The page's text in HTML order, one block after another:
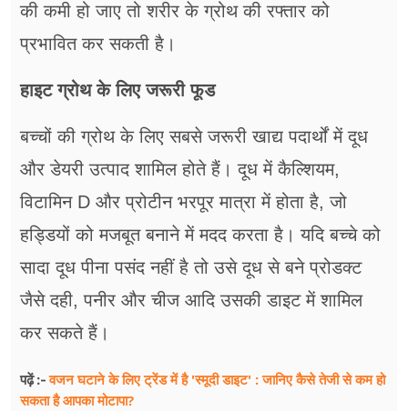
की कमी हो जाए तो शरीर के ग्रोथ की रफ्तार को
प्रभावित कर सकती है।
हाइट ग्रोथ के लिए जरूरी फूड
बच्चों की ग्रोथ के लिए सबसे जरूरी खाद्य पदार्थों में दूध
और डेयरी उत्पाद शामिल होते हैं। दूध में कैल्शियम,
विटामिन D और प्रोटीन भरपूर मात्रा में होता है, जो
हड्डियों को मजबूत बनाने में मदद करता है। यदि बच्चे को
सादा दूध पीना पसंद नहीं है तो उसे दूध से बने प्रोडक्ट
जैसे दही, पनीर और चीज आदि उसकी डाइट में शामिल
कर सकते हैं।
पढ़ें :-वजन घटाने के लिए ट्रेंड में है 'स्मूदी डाइट' : जानिए कैसे तेजी से कम हो
सकता है आपका मोटापा?